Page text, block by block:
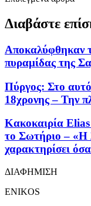
Διαβάστε
Αποκαλύφθηκαν
πυραμίδας της
Πύργος: Στο
18χρονης – Την
Κακοκαιρία Elias
το Σωτήριο – «Η
χαρακτηρίσει
ΔΙΑΦΗΜΙΣΗ
ENIKOS